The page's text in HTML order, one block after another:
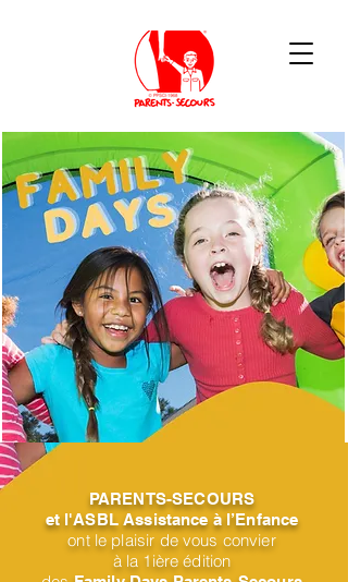
PARENTS-SECOURS
et l'ASBL Assistance à l’Enfance
ont le plaisir de vous convier
à la 1ière édition